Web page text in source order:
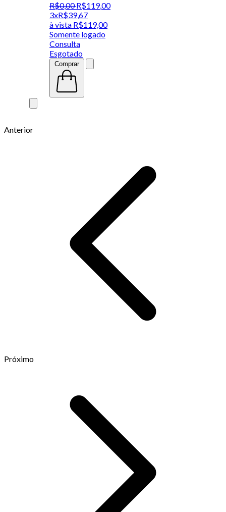
R$0,00 R$119,00
3xR$39,67
à vista R$119,00
Somente logado
Consulta
Esgotado
Comprar
Anterior
Próximo